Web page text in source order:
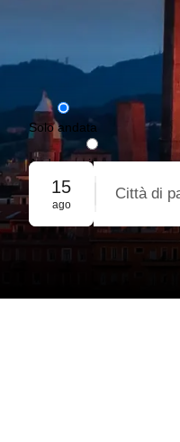
Solo andata
Andata e ritorno
Prenotazione di gruppo
15
ago
Città di